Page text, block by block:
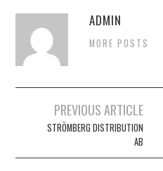
ADMIN
MORE POSTS
Inläggsnavigering
PREVIOUS ARTICLE
STRÖMBERG DISTRIBUTION
AB